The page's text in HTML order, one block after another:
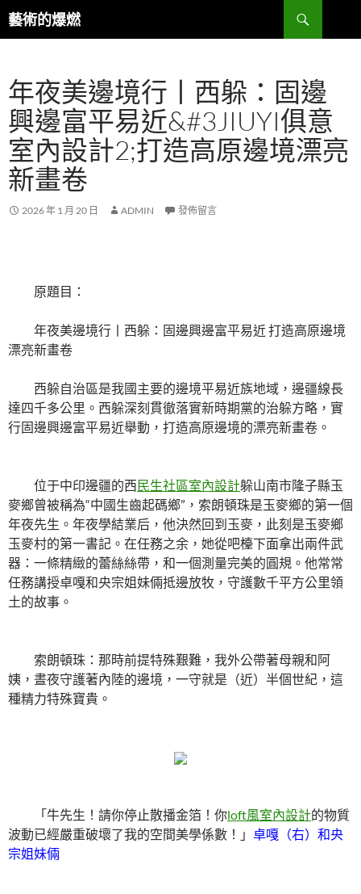
至
內
藝術的爆燃
搜
尋
年夜美邊境行丨西躲：固邊
興邊富平易近&#3JIUYI俱意
室內設計2;打造高原邊境漂亮
新畫卷
2026 年 1 月 20 日 ADMIN 發佈留言
原題目：
年夜美邊境行丨西躲：固邊興邊富平易近 打造高原邊境
漂亮新畫卷
西躲自治區是我國主要的邊境平易近族地域，邊疆線長
達四千多公里。西躲深刻貫徹落實新時期黨的治躲方略，實
行固邊興邊富平易近舉動，打造高原邊境的漂亮新畫卷。
位于中印邊疆的西民生社區室內設計躲山南市隆子縣玉
麥鄉曾被稱為“中國生齒起碼鄉”，索朗頓珠是玉麥鄉的第一個
年夜先生。年夜學結業后，他決然回到玉麥，此刻是玉麥鄉
玉麥村的第一書記。在任務之余，她從吧檯下面拿出兩件武
器：一條精緻的蕾絲絲帶，和一個測量完美的圓規。他常常
任務講授卓嘎和央宗姐妹倆抵邊放牧，守護數千平方公里領
土的故事。
索朗頓珠：那時前提特殊艱難，我外公帶著母親和阿
姨，晝夜守護著內陸的邊境，一守就是（近）半個世紀，這
種精力特殊寶貴。
「牛先生！請你停止散播金箔！你loft風室內設計的物質
波動已經嚴重破壞了我的空間美學係數！」 卓嘎（右）和央
宗姐妹倆